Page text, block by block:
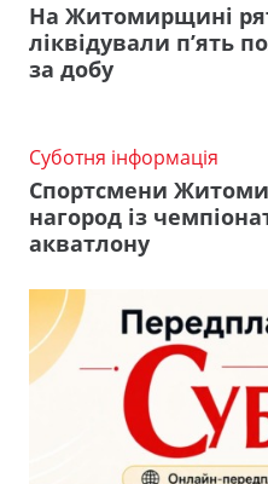
На Житомирщині
ліквідували п’ять
за добу
Суботня інформація
Спортсмени
нагород із
акватлону